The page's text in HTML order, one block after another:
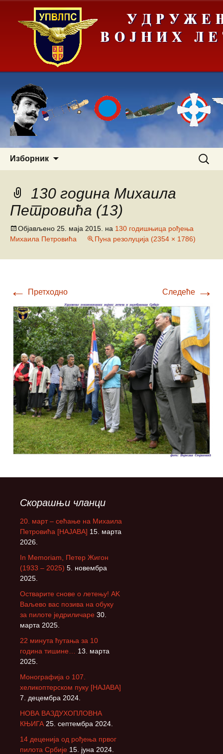
Изборник
130 година Михаила
Петровића (13)
Објављено 25. маја 2015. на 130 годишњица рођења
Михаила Петровића
Пуна резолуција (2354 × 1786)
← Претходно Следеће →
Скорашњи чланци
20. март – сећање на Михаила
Петровића [НАЈАВА] 15. марта
2026.
In Memoriam, Петер Жигон
(1933 – 2025) 5. новембра
2025.
Остварите снове о летењу! АK
Ваљево вас позива на обуку
за пилоте једриличаре 30.
марта 2025.
22 минута ћутања за 10
година тишине…
13. марта
2025.
Монографија о 107.
хеликоптерском пуку [НАЈАВА]
7. децембра 2024.
НОВА ВАЗДУХОПЛОВНА
КЊИГА 25. септембра 2024.
14 деценија од рођења првог
пилота Србије 15. јуна 2024.